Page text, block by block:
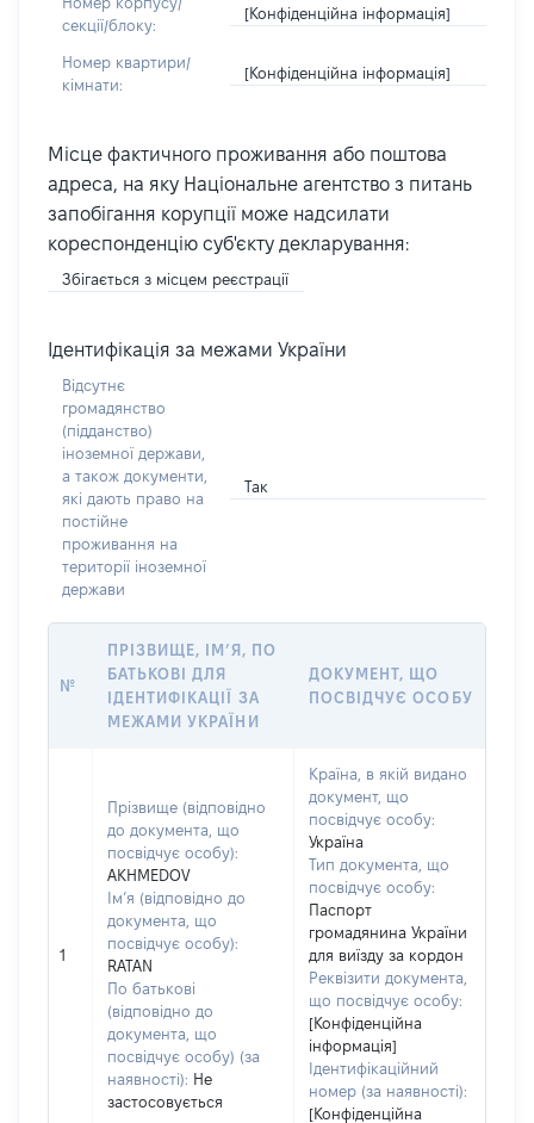
секції/блоку:
[Конфіденційна інформація]
Номер квартири/
кімнати:
[Конфіденційна інформація]
Місце фактичного проживання або поштова
адреса, на яку Національне агентство з питань
запобігання корупції може надсилати
кореспонденцію суб'єкту декларування:
Збігається з місцем реєстрації
Ідентифікація за межами України
Відсутнє
громадянство
(підданство)
іноземної держави,
а також документи,
які дають право на
постійне
проживання на
території іноземної
держави
Так
№
ПРІЗВИЩЕ, ІМ’Я, ПО
БАТЬКОВІ ДЛЯ
ІДЕНТИФІКАЦІЇ ЗА
МЕЖАМИ УКРАЇНИ
ДОКУМЕНТ, ЩО
ПОСВІДЧУЄ ОСОБУ
1
Прізвище (відповідно
до документа, що
посвідчує особу):
AKHMEDOV
Ім’я (відповідно до
документа, що
посвідчує особу):
RATAN
По батькові
(відповідно до
документа, що
посвідчує особу) (за
наявності): Не
застосовується
Країна, в якій видано
документ, що
посвідчує особу:
Україна
Тип документа, що
посвідчує особу:
Паспорт
громадянина України
для виїзду за кордон
Реквізити документа,
що посвідчує особу:
[Конфіденційна
інформація]
Ідентифікаційний
номер (за наявності):
[Конфіденційна